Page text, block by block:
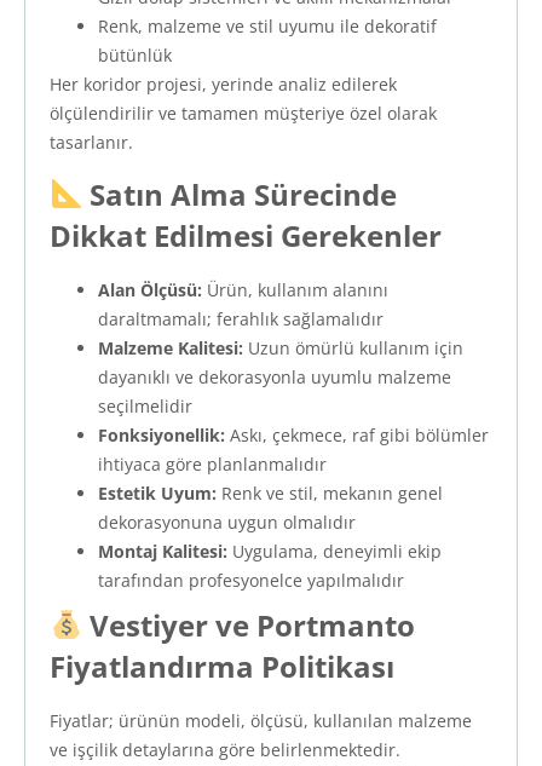
Renk, malzeme ve stil uyumu ile dekoratif
bütünlük
Her koridor projesi, yerinde analiz edilerek
ölçülendirilir ve tamamen müşteriye özel olarak
tasarlanır.
Satın Alma Sürecinde
Dikkat Edilmesi Gerekenler
Alan Ölçüsü: Ürün, kullanım alanını
daraltmamalı; ferahlık sağlamalıdır
Malzeme Kalitesi: Uzun ömürlü kullanım için
dayanıklı ve dekorasyonla uyumlu malzeme
seçilmelidir
Fonksiyonellik: Askı, çekmece, raf gibi bölümler
ihtiyaca göre planlanmalıdır
Estetik Uyum: Renk ve stil, mekanın genel
dekorasyonuna uygun olmalıdır
Montaj Kalitesi: Uygulama, deneyimli ekip
tarafından profesyonelce yapılmalıdır
Vestiyer ve Portmanto
Fiyatlandırma Politikası
Fiyatlar; ürünün modeli, ölçüsü, kullanılan malzeme
ve işçilik detaylarına göre belirlenmektedir.